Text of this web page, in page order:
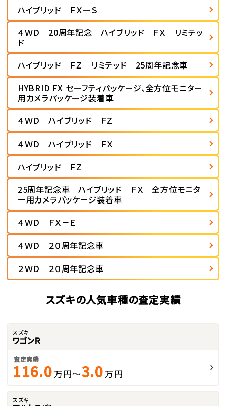
ハイブリッド ＦＸーＳ
４ＷＤ 20周年記念 ハイブリッド ＦＸ リミテッ
ド
ハイブリッド ＦＺ リミテッド 25周年記念車
HYBRID FX セーフティパッケージ、全方位モニター
用カメラパッケージ装着車
４ＷＤ ハイブリッド ＦＺ
４ＷＤ ハイブリッド ＦＸ
ハイブリッド ＦＺ
25周年記念車 ハイブリッド ＦＸ 全方位モニタ
ー用カメラパッケージ装着車
４ＷＤ ＦＸ－Ｅ
４ＷＤ ２０周年記念車
２ＷＤ ２０周年記念車
スズキの人気車種の査定実績
スズキ
ワゴンＲ
査定実績
116.0 万円～3.0 万円
スズキ